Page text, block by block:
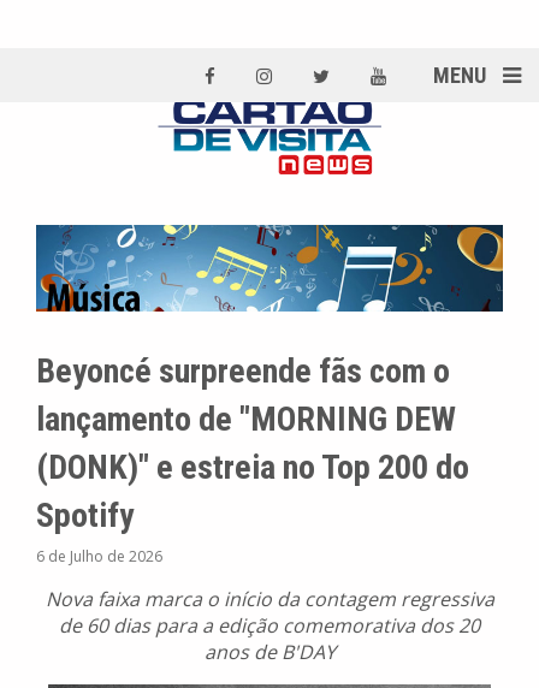
MENU
Beyoncé surpreende fãs com o
lançamento de "MORNING DEW
(DONK)" e estreia no Top 200 do
Spotify
6 de Julho de 2026
Nova faixa marca o início da contagem regressiva
de 60 dias para a edição comemorativa dos 20
anos de B'DAY